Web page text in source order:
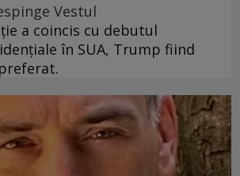
Vestul
a coincis cu debutul
în SUA, Trump fiind